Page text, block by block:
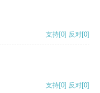
支持[0] 反对[0]
支持[0] 反对[0]